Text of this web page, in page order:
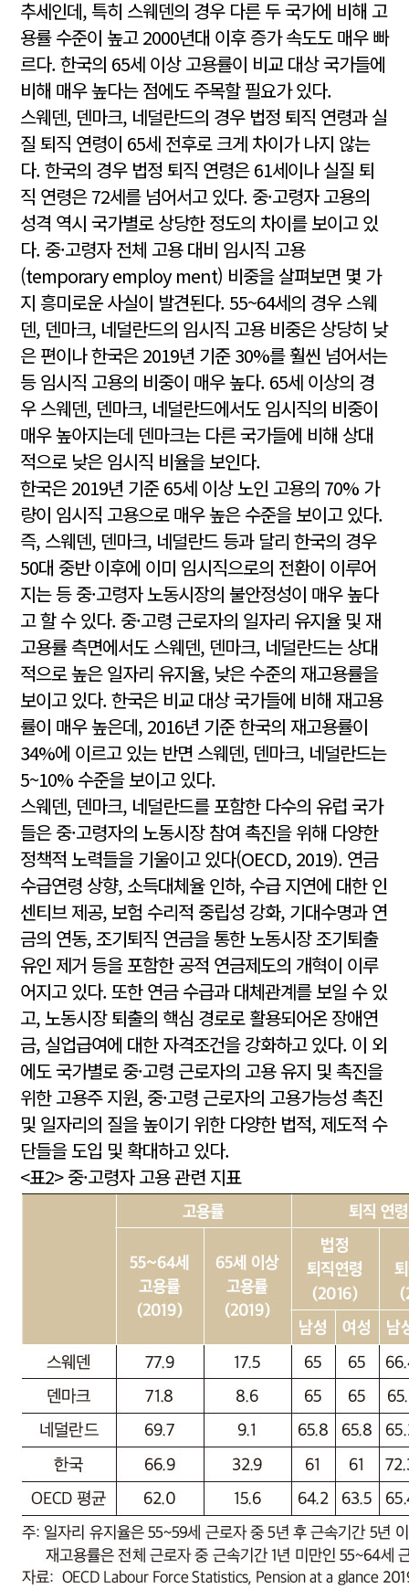
추세인데, 특히 스웨덴의 경우 다른 두 국가에 비해 고
용률 수준이 높고 2000년대 이후 증가 속도도 매우 빠
르다. 한국의 65세 이상 고용률이 비교 대상 국가들에
비해 매우 높다는 점에도 주목할 필요가 있다.
스웨덴, 덴마크, 네덜란드의 경우 법정 퇴직 연령과 실
질 퇴직 연령이 65세 전후로 크게 차이가 나지 않는
다. 한국의 경우 법정 퇴직 연령은 61세이나 실질 퇴
직 연령은 72세를 넘어서고 있다. 중·고령자 고용의
성격 역시 국가별로 상당한 정도의 차이를 보이고 있
다. 중·고령자 전체 고용 대비 임시직 고용
(temporary employ ment) 비중을 살펴보면 몇 가
지 흥미로운 사실이 발견된다. 55~64세의 경우 스웨
덴, 덴마크, 네덜란드의 임시직 고용 비중은 상당히 낮
은 편이나 한국은 2019년 기준 30%를 훨씬 넘어서는
등 임시직 고용의 비중이 매우 높다. 65세 이상의 경
우 스웨덴, 덴마크, 네덜란드에서도 임시직의 비중이
매우 높아지는데 덴마크는 다른 국가들에 비해 상대
적으로 낮은 임시직 비율을 보인다.
한국은 2019년 기준 65세 이상 노인 고용의 70% 가
량이 임시직 고용으로 매우 높은 수준을 보이고 있다.
즉, 스웨덴, 덴마크, 네덜란드 등과 달리 한국의 경우
50대 중반 이후에 이미 임시직으로의 전환이 이루어
지는 등 중·고령자 노동시장의 불안정성이 매우 높다
고 할 수 있다. 중·고령 근로자의 일자리 유지율 및 재
고용률 측면에서도 스웨덴, 덴마크, 네덜란드는 상대
적으로 높은 일자리 유지율, 낮은 수준의 재고용률을
보이고 있다. 한국은 비교 대상 국가들에 비해 재고용
률이 매우 높은데, 2016년 기준 한국의 재고용률이
34%에 이르고 있는 반면 스웨덴, 덴마크, 네덜란드는
5~10% 수준을 보이고 있다.
스웨덴, 덴마크, 네덜란드를 포함한 다수의 유럽 국가
들은 중·고령자의 노동시장 참여 촉진을 위해 다양한
정책적 노력들을 기울이고 있다(OECD, 2019). 연금
수급연령 상향, 소득대체율 인하, 수급 지연에 대한 인
센티브 제공, 보험 수리적 중립성 강화, 기대수명과 연
금의 연동, 조기퇴직 연금을 통한 노동시장 조기퇴출
유인 제거 등을 포함한 공적 연금제도의 개혁이 이루
어지고 있다. 또한 연금 수급과 대체관계를 보일 수 있
고, 노동시장 퇴출의 핵심 경로로 활용되어온 장애연
금, 실업급여에 대한 자격조건을 강화하고 있다. 이 외
에도 국가별로 중·고령 근로자의 고용 유지 및 촉진을
위한 고용주 지원, 중·고령 근로자의 고용가능성 촉진
및 일자리의 질을 높이기 위한 다양한 법적, 제도적 수
단들을 도입 및 확대하고 있다.
<표2> 중·고령자 고용 관련 지표